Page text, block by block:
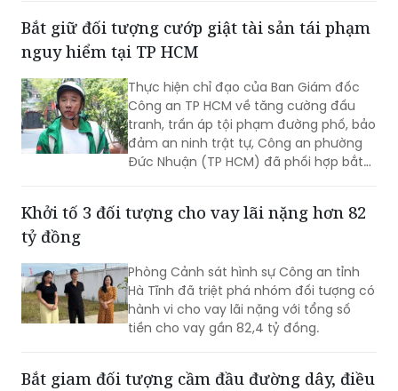
Bắt giữ đối tượng cướp giật tài sản tái phạm
nguy hiểm tại TP HCM
Thực hiện chỉ đạo của Ban Giám đốc
Công an TP HCM về tăng cường đấu
tranh, trấn áp tội phạm đường phố, bảo
đảm an ninh trật tự, Công an phường
Đức Nhuận (TP HCM) đã phối hợp bắt
việc đến Văn phòng Cơ quan Cảnh sát
Khởi tố 3 đối tượng cho vay lãi nặng hơn 82
tỷ đồng
Phòng Cảnh sát hình sự Công an tỉnh
Hà Tĩnh đã triệt phá nhóm đối tượng có
hành vi cho vay lãi nặng với tổng số
tiền cho vay gần 82,4 tỷ đồng.
Bắt giam đối tượng cầm đầu đường dây, điều